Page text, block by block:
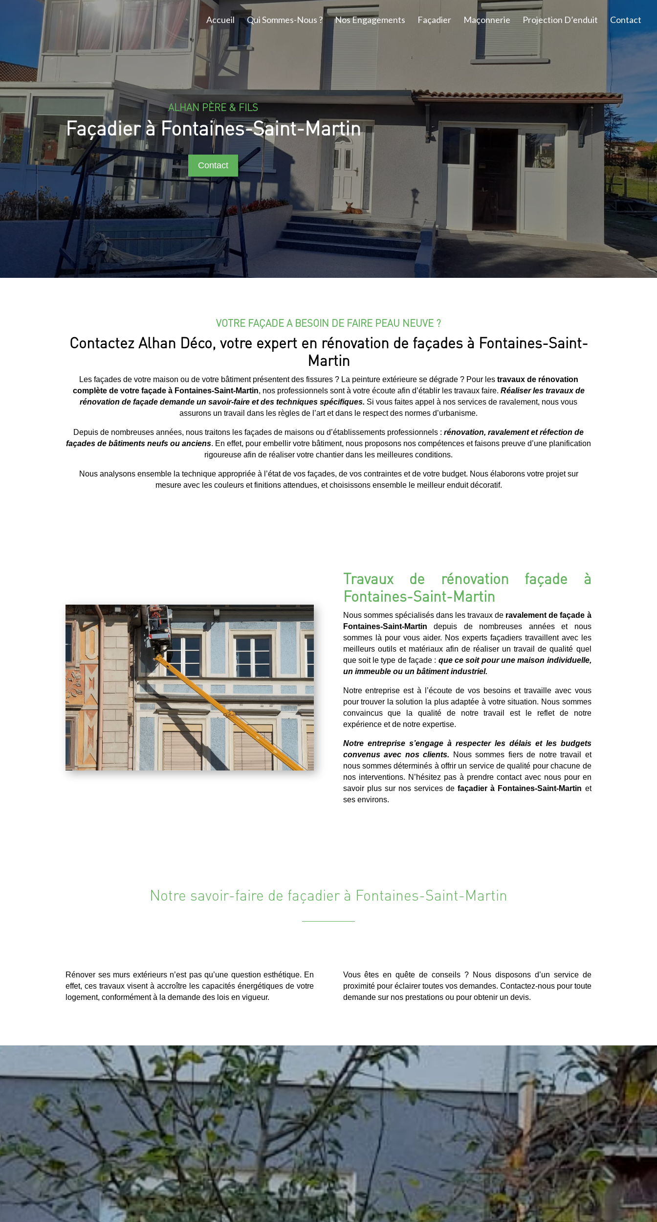
Accueil Qui Sommes-Nous ? Nos Engagements Façadier Maçonnerie Projection D’enduit Contact
ALHAN PÈRE & FILS
Façadier à Fontaines-Saint-Martin
Contact
VOTRE FAÇADE A BESOIN DE FAIRE PEAU NEUVE ?
Contactez Alhan Déco, votre expert en rénovation de façades à Fontaines-Saint-
Martin
Les façades de votre maison ou de votre bâtiment présentent des fissures ? La peinture extérieure se dégrade ? Pour les travaux de rénovation
complète de votre façade à Fontaines-Saint-Martin, nos professionnels sont à votre écoute afin d’établir les travaux faire. Réaliser les travaux de
rénovation de façade demande un savoir-faire et des techniques spécifiques. Si vous faites appel à nos services de ravalement, nous vous
assurons un travail dans les règles de l’art et dans le respect des normes d’urbanisme.
Depuis de nombreuses années, nous traitons les façades de maisons ou d’établissements professionnels : rénovation, ravalement et réfection de
façades de bâtiments neufs ou anciens. En effet, pour embellir votre bâtiment, nous proposons nos compétences et faisons preuve d’une planification
rigoureuse afin de réaliser votre chantier dans les meilleures conditions.
Nous analysons ensemble la technique appropriée à l’état de vos façades, de vos contraintes et de votre budget. Nous élaborons votre projet sur
mesure avec les couleurs et finitions attendues, et choisissons ensemble le meilleur enduit décoratif.
Travaux de rénovation façade à
Fontaines-Saint-Martin
Nous sommes spécialisés dans les travaux de ravalement de façade à
Fontaines-Saint-Martin depuis de nombreuses années et nous
sommes là pour vous aider. Nos experts façadiers travaillent avec les
meilleurs outils et matériaux afin de réaliser un travail de qualité quel
que soit le type de façade : que ce soit pour une maison individuelle,
un immeuble ou un bâtiment industriel.
Notre entreprise est à l’écoute de vos besoins et travaille avec vous
pour trouver la solution la plus adaptée à votre situation. Nous sommes
convaincus que la qualité de notre travail est le reflet de notre
expérience et de notre expertise.
Notre entreprise s’engage à respecter les délais et les budgets
convenus avec nos clients. Nous sommes fiers de notre travail et
nous sommes déterminés à offrir un service de qualité pour chacune de
nos interventions. N’hésitez pas à prendre contact avec nous pour en
savoir plus sur nos services defaçadier à Fontaines-Saint-Martin et
ses environs.
Notre savoir-faire de façadier à Fontaines-Saint-Martin
Rénover ses murs extérieurs n’est pas qu’une question esthétique. En
effet, ces travaux visent à accroître les capacités énergétiques de votre
logement, conformément à la demande des lois en vigueur.
Vous êtes en quête de conseils ? Nous disposons d’un service de
proximité pour éclairer toutes vos demandes. Contactez-nous pour toute
demande sur nos prestations ou pour obtenir un devis.